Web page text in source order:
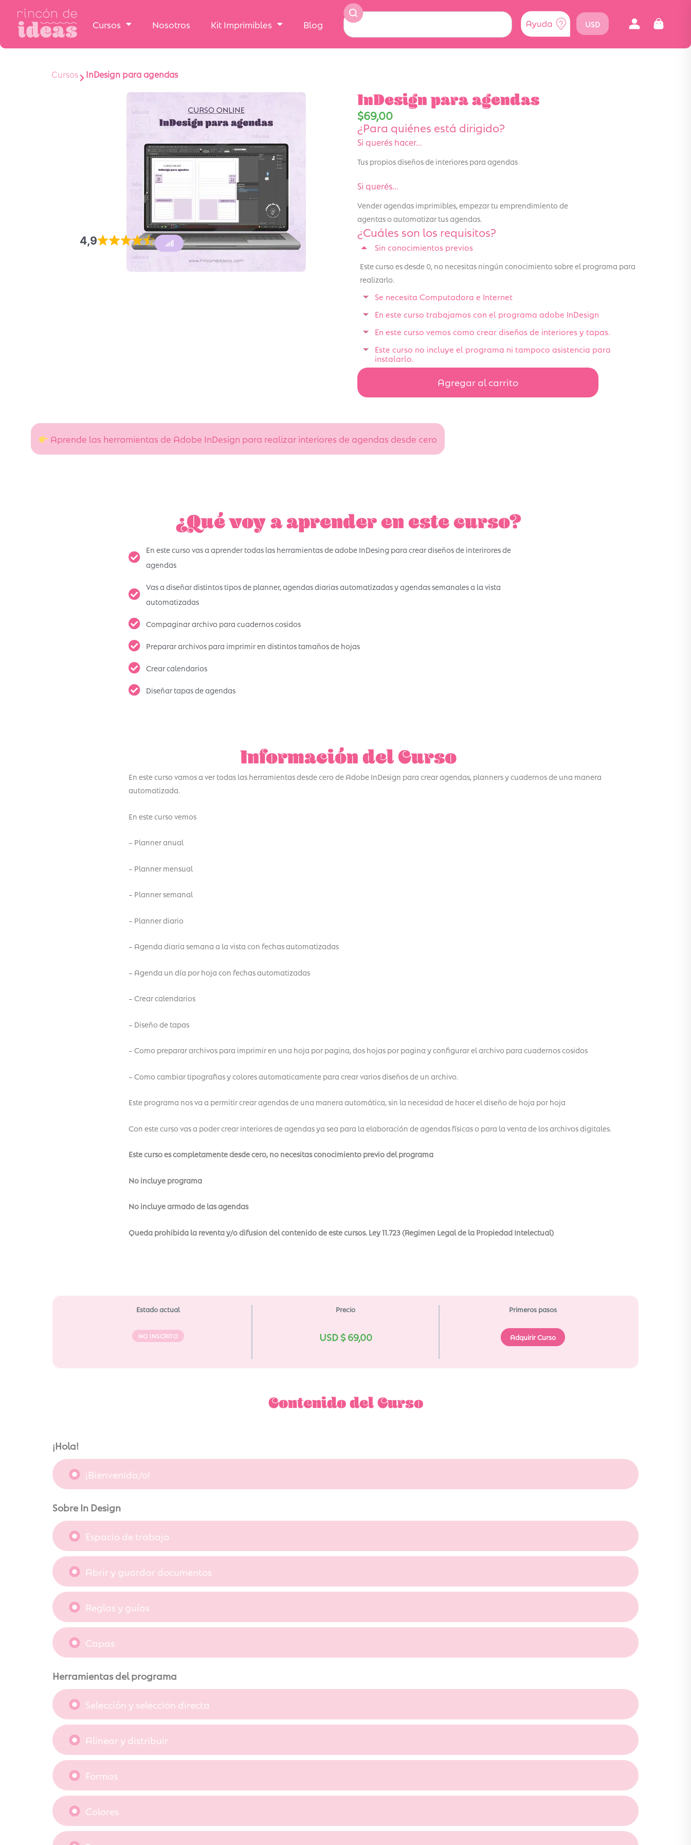
Cursos Nosotros Kit Imprimibles Blog USD
Cursos InDesign para agendas
4,9
InDesign para agendas
$69,00
¿Para quiénes está dirigido?
Si querés hacer...
Tus propios diseños de interiores para agendas
Si querés...
Vender agendas imprimibles, empezar tu emprendimiento de
agentas o automatizar tus agendas.
¿Cuáles son los requisitos?
Sin conocimientos previos
Este curso es desde 0, no necesitas ningún conocimiento sobre el programa para
realizarlo.
Se necesita Computadora e Internet
En este curso trabajamos con el programa adobe InDesign
En este curso vemos como crear diseños de interiores y tapas.
Este curso no incluye el programa ni tampoco asistencia para
instalarlo.
Agregar al carrito
Aprende las herramientas de Adobe InDesign para realizar interiores de agendas desde cero
¿Qué voy a aprender en este curso?
En este curso vas a aprender todas las herramientas de adobe InDesing para crear diseños de interirores de
agendas
Vas a diseñar distintos tipos de planner, agendas diarias automatizadas y agendas semanales a la vista
automatizadas
Compaginar archivo para cuadernos cosidos
Preparar archivos para imprimir en distintos tamaños de hojas
Crear calendarios
Diseñar tapas de agendas
Información del Curso
En este curso vamos a ver todas las herramientas desde cero de Adobe InDesign para crear agendas, planners y cuadernos de una manera
automatizada.
En este curso vemos
– Planner anual
– Planner mensual
– Planner semanal
– Planner diario
– Agenda diaria semana a la vista con fechas automatizadas
– Agenda un día por hoja con fechas automatizadas
– Crear calendarios
– Diseño de tapas
– Como preparar archivos para imprimir en una hoja por pagina, dos hojas por pagina y configurar el archivo para cuadernos cosidos
– Como cambiar tipografias y colores automaticamente para crear varios diseños de un archivo.
Este programa nos va a permitir crear agendas de una manera automática, sin la necesidad de hacer el diseño de hoja por hoja
Con este curso vas a poder crear interiores de agendas ya sea para la elaboración de agendas físicas o para la venta de los archivos digitales.
Este curso es completamente desde cero, no necesitas conocimiento previo del programa
No incluye programa
No incluye armado de las agendas
Queda prohibida la reventa y/o difusion del contenido de este cursos. Ley 11.723 (Regimen Legal de la Propiedad Intelectual)
Estado actual
NO INSCRITO
Precio
USD $69,00
Primeros pasos
Adquirir Curso
Contenido del Curso
¡Hola!
¡Bienvenida/o!
Sobre In Design
Espacio de trabajo
Abrir y guardar documentos
Reglas y guías
Capas
Herramientas del programa
Selección y selección directa
Alinear y distribuir
Formas
Colores